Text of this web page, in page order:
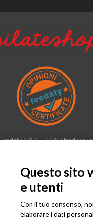
Feedaty4.8/5-2387feedbacks
Questo sito
e utenti
Con il tuo consenso,
elaborare i dati